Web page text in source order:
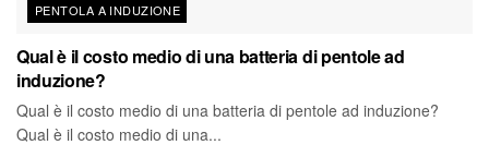
PENTOLA A INDUZIONE
Qual è il costo medio di una batteria di pentole ad
induzione?
Qual è il costo medio di una batteria di pentole ad induzione?
Qual è il costo medio di una...